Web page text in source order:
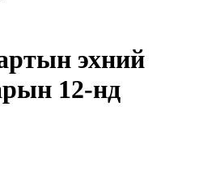
эхний
12-нд